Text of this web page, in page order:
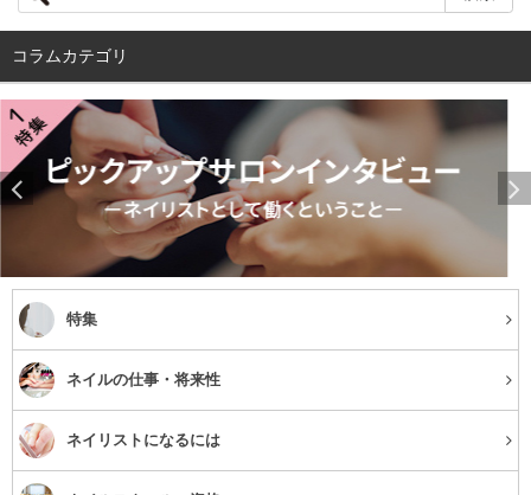
働くまでに至ったということですね。サロン就職後の
キャリアについて教えてください。
ネイリストとして働き始めた当時、色々なサロンでの経験
コラムカテゴリ
特集
ネイルの仕事・将来性
ネイリストになるには